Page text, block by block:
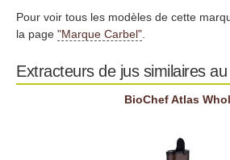
Pour voir tous les modèles de cette
la page "Marque Carbel".
Extracteurs de jus similaires
BioChef Atlas